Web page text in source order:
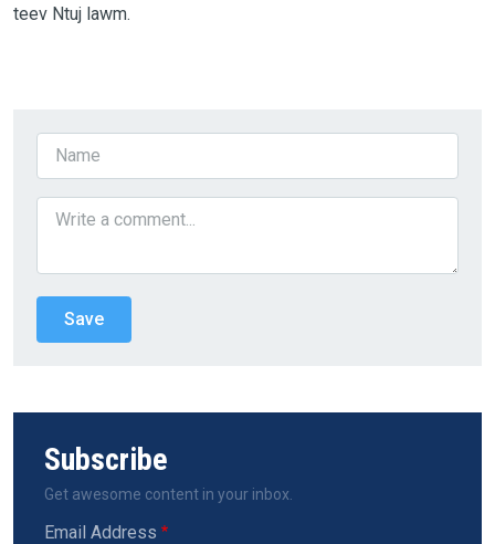
teev Ntuj lawm.
Subscribe
Get awesome content in your inbox.
Email Address